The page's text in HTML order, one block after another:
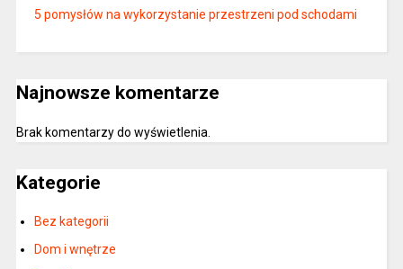
5 pomysłów na wykorzystanie przestrzeni pod schodami
Najnowsze komentarze
Brak komentarzy do wyświetlenia.
Kategorie
Bez kategorii
Dom i wnętrze